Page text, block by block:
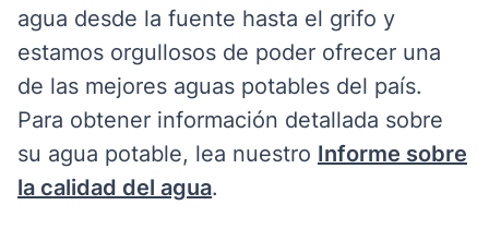
agua desde la fuente hasta el grifo y
estamos orgullosos de poder ofrecer una
de las mejores aguas potables del país.
Para obtener información detallada sobre
su agua potable, lea nuestro Informe sobre
la calidad del agua.